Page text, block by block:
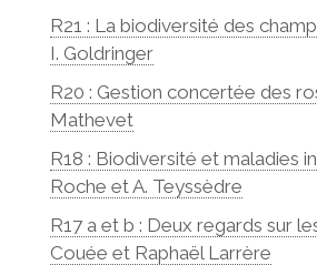
R21 : La biodiversité des
I. Goldringer
R20 : Gestion concertée des
Mathevet
R18 : Biodiversité et maladies
Roche et A. Teyssèdre
R17 a et b : Deux regards sur
Couée et Raphaël Larrère